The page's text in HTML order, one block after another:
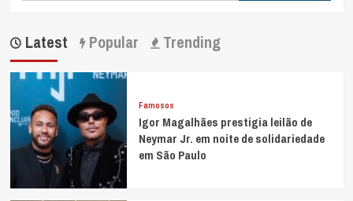
Latest Popular Trending
Famosos
Igor Magalhães prestigia leilão de
Neymar Jr. em noite de solidariedade
em São Paulo